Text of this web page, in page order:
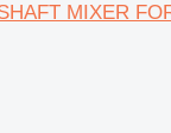
MIXER